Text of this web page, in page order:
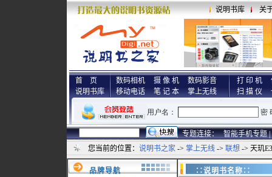
说明书库 关
首 页
说明书库
数码相机 摄 像 机
数码影音
移动电话
笔 记 本 掌上无线
打 印 机
扫 描 仪
专题连接： 智能手机专题 |
您当前的位置： 说明书之家 -> 掌上无线 -> 联想 -> 天玑
品牌导航
∷说明书名